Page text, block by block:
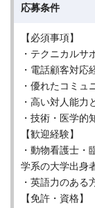
応募条件
【必須事項】
・テクニカルサ
・電話顧客対応
・優れたコミュ
・高い対人能力
・技術・医学的
【歓迎経験】
・動物看護士
学系の大学出身
・英語力のある
【免許・資格】